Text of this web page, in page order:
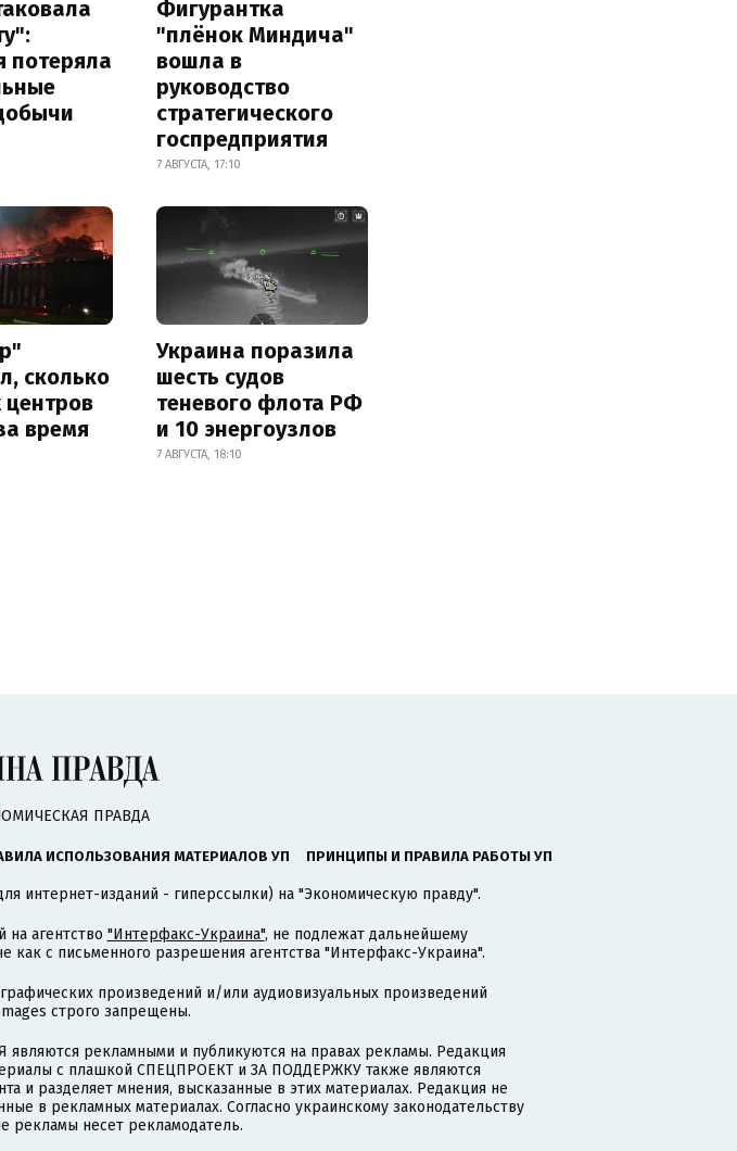
потеряла
Фигурантка
"плёнок Миндича"
вошла в
руководство
стратегического
госпредприятия
7 АВГУСТА, 17:10
сколько
центров
время
Украина поразила
шесть судов
теневого флота РФ
и 10 энергоузлов
7 АВГУСТА, 18:10
ПРАВДА
ИСПОЛЬЗОВАНИЯ МАТЕРИАЛОВ УП ПРИНЦИПЫ И ПРАВИЛА РАБОТЫ УП
интернет-изданий - гиперссылки) на "Экономическую правду".
агентство "Интерфакс-Украина", не подлежат дальнейшему
с письменного разрешения агентства "Интерфакс-Украина".
произведений и/или аудиовизуальных произведений
строго запрещены.
рекламными и публикуются на правах рекламы. Редакция
с плашкой СПЕЦПРОЕКТ и ЗА ПОДДЕРЖКУ также являются
и разделяет мнения, высказанные в этих материалах. Редакция не
в рекламных материалах. Согласно украинскому законодательству
рекламы несет рекламодатель.